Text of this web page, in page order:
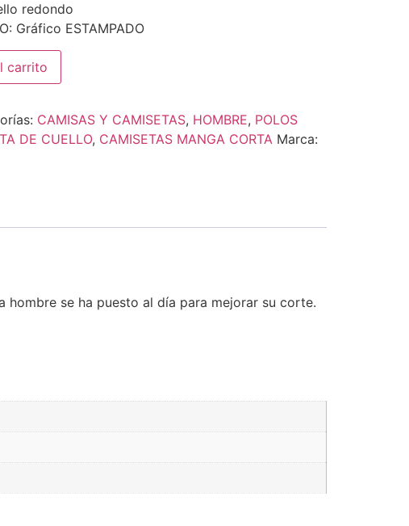
redondo
Gráfico ESTAMPADO
carrito
CAMISAS Y CAMISETAS, HOMBRE, POLOS
DE CUELLO, CAMISETAS MANGA CORTA Marca:
se ha puesto al día para mejorar su corte.